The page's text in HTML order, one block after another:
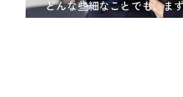
どんな些細なことでも、ま